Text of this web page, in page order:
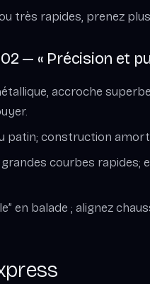
très rapides, prenez
— « Précision et
accroche
patin; construction
courbes rapides;
en balade ; alignez